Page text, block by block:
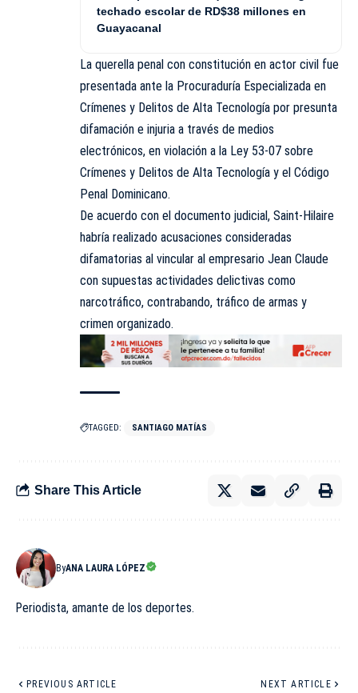
techado escolar de RD$38 millones en
Guayacanal
La querella penal con constitución en actor civil fue
presentada ante la Procuraduría Especializada en
Crímenes y Delitos de Alta Tecnología por presunta
difamación e injuria a través de medios
electrónicos, en violación a la Ley 53-07 sobre
Crímenes y Delitos de Alta Tecnología y el Código
Penal Dominicano.
De acuerdo con el documento judicial, Saint-Hilaire
habría realizado acusaciones consideradas
difamatorias al vincular al empresario Jean Claude
con supuestas actividades delictivas como
narcotráfico, contrabando, tráfico de armas y
crimen organizado.
TAGGED: SANTIAGO MATÍAS
Share This Article
ByANA LAURA LÓPEZ
Periodista, amante de los deportes.
PREVIOUS ARTICLE NEXT ARTICLE